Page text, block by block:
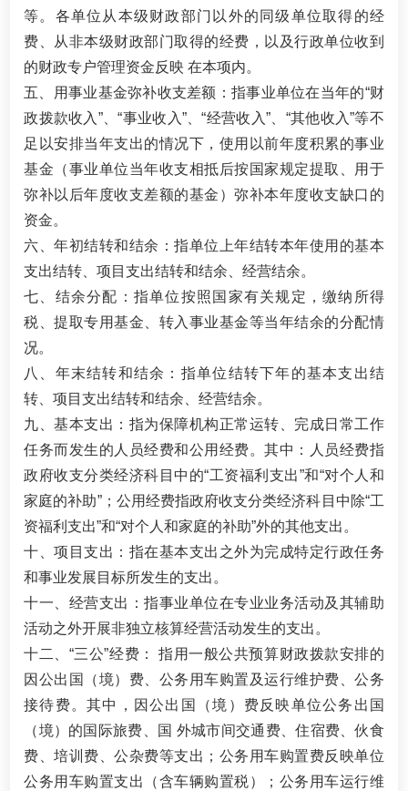
等。各单位从本级财政部门以外的同级单位取得的经
费、从非本级财政部门取得的经费，以及行政单位收到
的财政专户管理资金反映 在本项内。
五、用事业基金弥补收支差额：指事业单位在当年的“财
政拨款收入”、“事业收入”、“经营收入”、“其他收入”等不
足以安排当年支出的情况下，使用以前年度积累的事业
基金（事业单位当年收支相抵后按国家规定提取、用于
弥补以后年度收支差额的基金）弥补本年度收支缺口的
资金。
六、年初结转和结余：指单位上年结转本年使用的基本
支出结转、项目支出结转和结余、经营结余。
七、结余分配：指单位按照国家有关规定，缴纳所得
税、提取专用基金、转入事业基金等当年结余的分配情
况。
八、年末结转和结余：指单位结转下年的基本支出结
转、项目支出结转和结余、经营结余。
九、基本支出：指为保障机构正常运转、完成日常工作
任务而发生的人员经费和公用经费。其中：人员经费指
政府收支分类经济科目中的“工资福利支出”和“对个人和
家庭的补助”；公用经费指政府收支分类经济科目中除“工
资福利支出”和“对个人和家庭的补助”外的其他支出。
十、项目支出：指在基本支出之外为完成特定行政任务
和事业发展目标所发生的支出。
十一、经营支出：指事业单位在专业业务活动及其辅助
活动之外开展非独立核算经营活动发生的支出。
十二、“三公”经费： 指用一般公共预算财政拨款安排的
因公出国（境）费、公务用车购置及运行维护费、公务
接待费。其中，因公出国（境）费反映单位公务出国
（境）的国际旅费、国 外城市间交通费、住宿费、伙食
费、培训费、公杂费等支出；公务用车购置费反映单位
公务用车购置支出（含车辆购置税）；公务用车运行维